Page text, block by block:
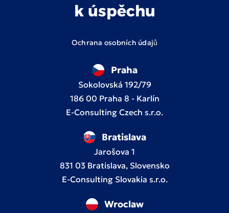
k úspěchu
Ochrana osobních údajů
Praha
Sokolovská 192/79
186 00 Praha 8 - Karlín
E-Consulting Czech s.r.o.
Bratislava
Jarošova 1
831 03 Bratislava, Slovensko
E-Consulting Slovakia s.r.o.
Wroclaw